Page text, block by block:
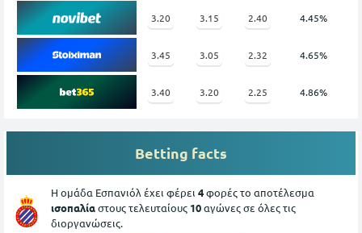
3.20 3.15 2.40 4.45%
3.45 3.05 2.32 4.65%
3.40 3.20 2.25 4.86%
Betting facts
Η ομάδα Εσπανιόλ έχει φέρει 4φορές το αποτέλεσμα
ισοπαλίαστους τελευταίους 10αγώνες σε όλες τις
διοργανώσεις.